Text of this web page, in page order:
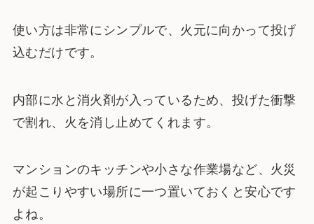
使い方は非常にシンプルで、火元に向かって投げ
込むだけです。
内部に水と消火剤が入っているため、投げた衝撃
で割れ、火を消し止めてくれます。
マンションのキッチンや小さな作業場など、火災
が起こりやすい場所に一つ置いておくと安心です
よね。